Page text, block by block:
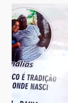
autógrafos de
Cadê Tia Suely?
poesia com
Novaes, Glória
Calderasch, Rita
de Jesus. Além
apresentações